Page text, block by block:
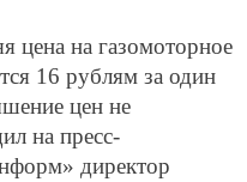
цена на газомоторное
16 рублям за один
цен не
на пресс-
директор